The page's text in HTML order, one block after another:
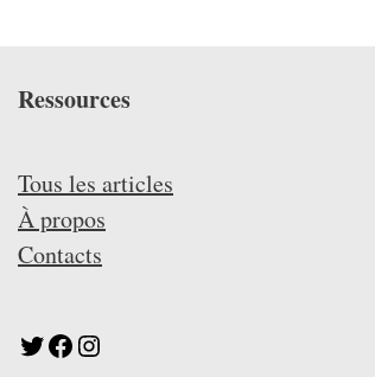
Ressources
Tous les articles
À propos
Contacts